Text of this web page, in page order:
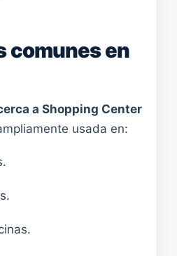
comunes en
a Shopping Center
usada en: